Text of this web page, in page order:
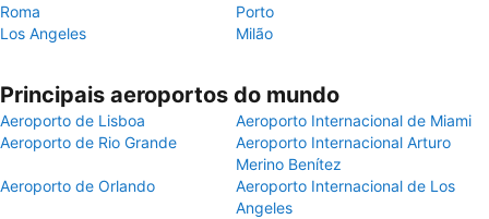
Roma
Porto
Los Angeles
Milão
Principais aeroportos do mundo
Aeroporto de Lisboa
Aeroporto Internacional de Miami
Aeroporto de Rio Grande
Aeroporto Internacional Arturo
Merino Benítez
Aeroporto de Orlando
Aeroporto Internacional de Los
Angeles